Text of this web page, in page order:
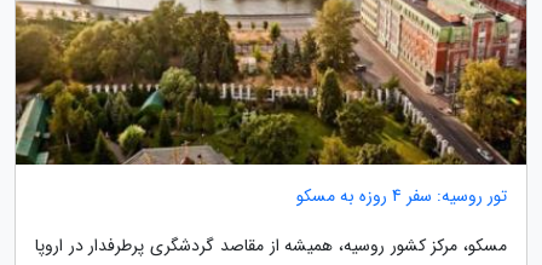
تور روسیه: سفر 4 روزه به مسکو
مسکو، مرکز کشور روسیه، همیشه از مقاصد گردشگری پرطرفدار در اروپا